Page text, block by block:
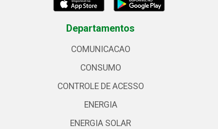
Departamentos
COMUNICACAO
CONSUMO
CONTROLE DE ACESSO
ENERGIA
ENERGIA SOLAR